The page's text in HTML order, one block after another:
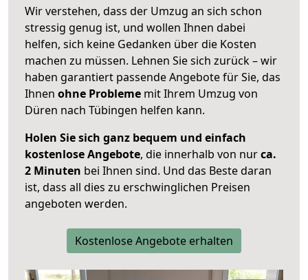
Wir verstehen, dass der Umzug an sich schon
stressig genug ist, und wollen Ihnen dabei
helfen, sich keine Gedanken über die Kosten
machen zu müssen. Lehnen Sie sich zurück – wir
haben garantiert passende Angebote für Sie, das
Ihnen ohne Probleme mit Ihrem Umzug von
Düren nach Tübingen helfen kann.
Holen Sie sich ganz bequem und einfach
kostenlose Angebote, die innerhalb von nurca.
2 Minuten bei Ihnen sind. Und das Beste daran
ist, dass all dies zu erschwinglichen Preisen
angeboten werden.
Kostenlose Angebote erhalten